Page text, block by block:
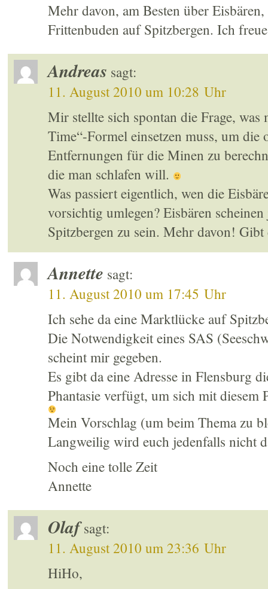
Mehr davon, am Besten über
Frittenbuden auf Spitzbergen. Ich
Andreas sagt:
11. August 2010 um 10:28 Uhr
Mir stellte sich spontan die Frage,
Time“-Formel einsetzen muss, um
Entfernungen für die Minen zu
die man schlafen will.
Was passiert eigentlich, wen die
vorsichtig umlegen? Eisbären
Spitzbergen zu sein. Mehr davon! Gibt
Annette sagt:
11. August 2010 um 17:45 Uhr
Ich sehe da eine Marktlücke auf
Die Notwendigkeit eines SAS
scheint mir gegeben.
Es gibt da eine Adresse in Flensburg
Phantasie verfügt, um sich mit diesem
Mein Vorschlag (um beim Thema zu
Langweilig wird euch jedenfalls nicht
Noch eine tolle Zeit
Annette
Olaf sagt:
11. August 2010 um 23:36 Uhr
HiHo,